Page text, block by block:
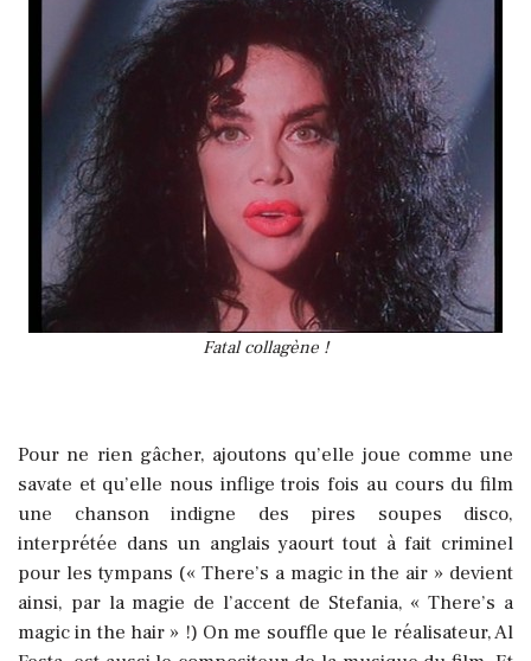
Fatal collagène !
Pour ne rien gâcher, ajoutons qu’elle joue comme une
savate et qu’elle nous inflige trois fois au cours du film
une chanson indigne des pires soupes disco,
interprétée dans un anglais yaourt tout à fait criminel
pour les tympans (« There’s a magic in the air » devient
ainsi, par la magie de l’accent de Stefania, « There’s a
magic in the hair » !) On me souffle que le réalisateur, Al